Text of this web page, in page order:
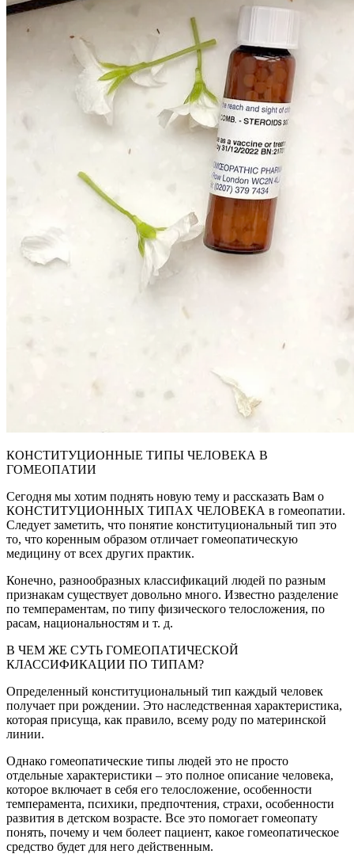
КОНСТИТУЦИОННЫЕ ТИПЫ ЧЕЛОВЕКА В
ГОМЕОПАТИИ
Сегодня мы хотим поднять новую тему и рассказать Вам о
КОНСТИТУЦИОННЫХ ТИПАХ ЧЕЛОВЕКА в гомеопатии.
Следует заметить, что понятие конституциональный тип это
то, что коренным образом отличает гомеопатическую
медицину от всех других практик.
Конечно, разнообразных классификаций людей по разным
признакам существует довольно много. Известно разделение
по темпераментам, по типу физического телосложения, по
расам, национальностям и т. д.
В ЧЕМ ЖЕ СУТЬ ГОМЕОПАТИЧЕСКОЙ
КЛАССИФИКАЦИИ ПО ТИПАМ?
Определенный конституциональный тип каждый человек
получает при рождении. Это наследственная характеристика,
которая присуща, как правило, всему роду по материнской
линии.
Однако гомеопатические типы людей это не просто
отдельные характеристики – это полное описание человека,
которое включает в себя его телосложение, особенности
темперамента, психики, предпочтения, страхи, особенности
развития в детском возрасте. Все это помогает гомеопату
понять, почему и чем болеет пациент, какое гомеопатическое
средство будет для него действенным.